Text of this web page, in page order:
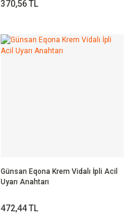
370,56 TL
Günsan Eqona Krem Vidalı İpli Acil
Uyarı Anahtarı
472,44 TL